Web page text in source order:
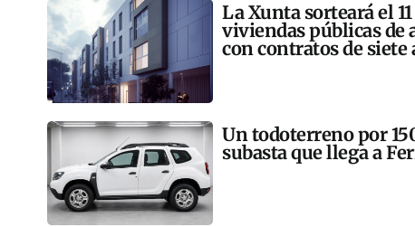
La Xunta sorteará el
viviendas públicas de
con contratos de siete
Un todoterreno por
subasta que llega a